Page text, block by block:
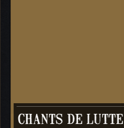
CHANTS DE LUTTE